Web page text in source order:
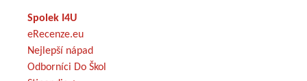
Spolek I4U
eRecenze.eu
Nejlepší nápad
Odborníci Do Škol